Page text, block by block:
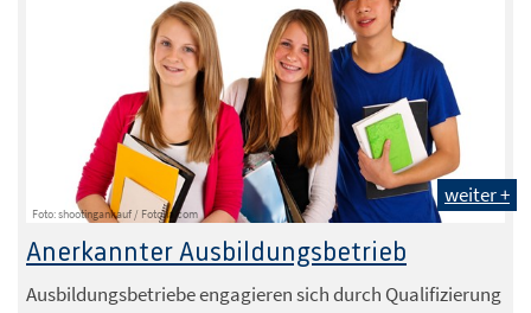
Foto: shootingankauf / Fotolia.com
weiter +
Anerkannter Ausbildungsbetrieb
Ausbildungsbetriebe engagieren sich durch Qualifizierung